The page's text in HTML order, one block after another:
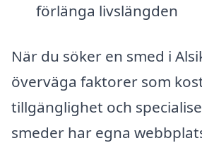
förlänga livslängden
När du söker en smed i
överväga faktorer som
tillgänglighet och
smeder har egna